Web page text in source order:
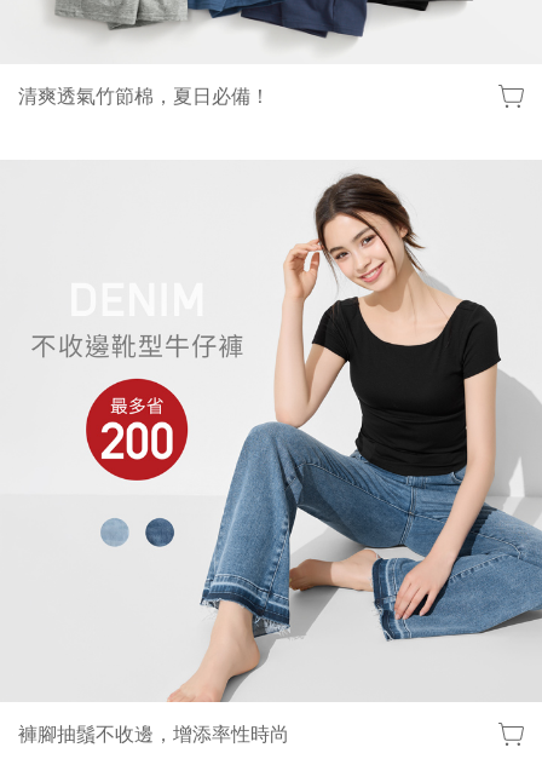
清爽透氣竹節棉，夏日必備！
褲腳抽鬚不收邊，增添率性時尚